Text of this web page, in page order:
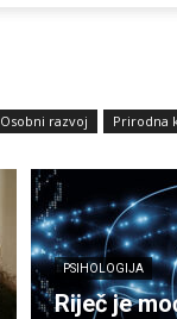
Osobni razvoj Prirodna
PSIHOLOGIJA
Riječ je